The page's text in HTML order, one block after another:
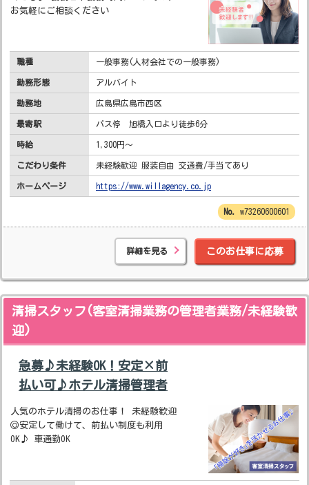
お気軽にご相談ください
職種 一般事務(人材会社での一般事務)
勤務形態 アルバイト
勤務地 広島県広島市西区
最寄駅 バス停 旭橋入口より徒歩6分
時給 1,300円～
こだわり条件 未経験歓迎 服装自由 交通費/手当てあり
ホームページ https://www.willagency.co.jp
w73260600601
詳細を見る このお仕事に応募
清掃スタッフ(客室清掃業務の管理者業務/未経験歓
迎)
急募♪未経験OK！安定×前
払い可♪ホテル清掃管理者
人気のホテル清掃のお仕事！ 未経験歓迎
◎安定して働けて、前払い制度も利用
OK♪ 車通勤OK